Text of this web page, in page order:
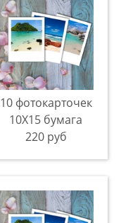
10 фотокарточек
10X15 бумага
220 руб